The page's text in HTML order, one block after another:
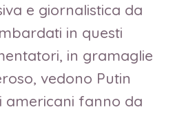
e giornalistica da
in questi
in gramaglie
vedono Putin
americani fanno da